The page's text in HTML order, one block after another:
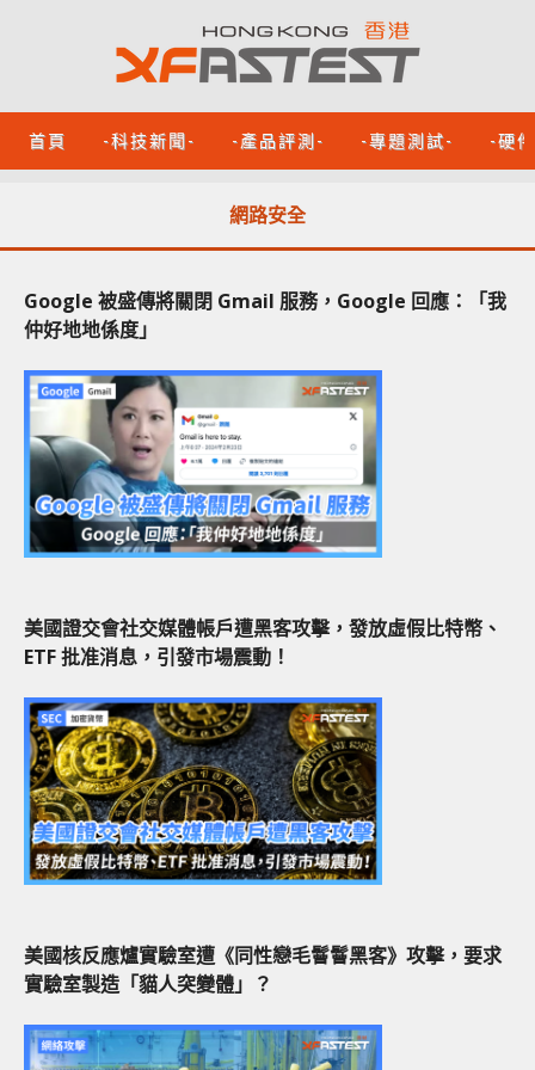
首頁 -科技新聞- -產品評測- -專題測試- -硬
網路安全
Google 被盛傳將關閉 Gmail 服務，Google 回應：「我
仲好地地係度」
美國證交會社交媒體帳戶遭黑客攻擊，發放虛假比特幣、
ETF 批准消息，引發市場震動！
美國核反應爐實驗室遭《同性戀毛鬙鬙黑客》攻擊，要求
實驗室製造「貓人突變體」？